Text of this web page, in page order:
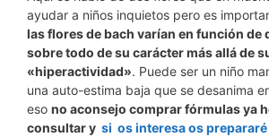
ayudar a niños inquietos pero es
las flores de bach varían en función de
sobre todo de su carácter más allá de
«hiperactividad». Puede ser un niño
una auto-estima baja que se desanima
eso no aconsejo comprar fórmulas ya
consultar y si os interesa os